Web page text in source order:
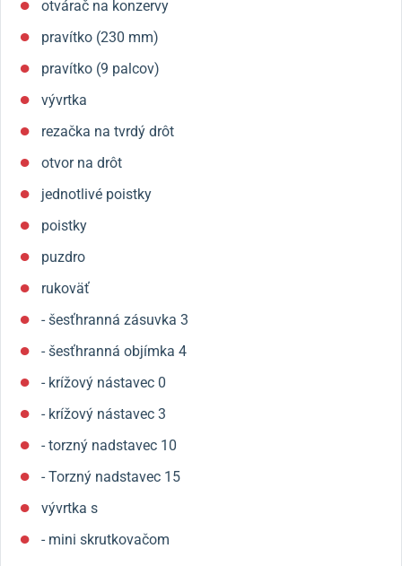
otvárač na konzervy
pravítko (230 mm)
pravítko (9 palcov)
vývrtka
rezačka na tvrdý drôt
otvor na drôt
jednotlivé poistky
poistky
puzdro
rukoväť
- šesťhranná zásuvka 3
- šesťhranná objímka 4
- krížový nástavec 0
- krížový nástavec 3
- torzný nadstavec 10
- Torzný nadstavec 15
vývrtka s
- mini skrutkovačom